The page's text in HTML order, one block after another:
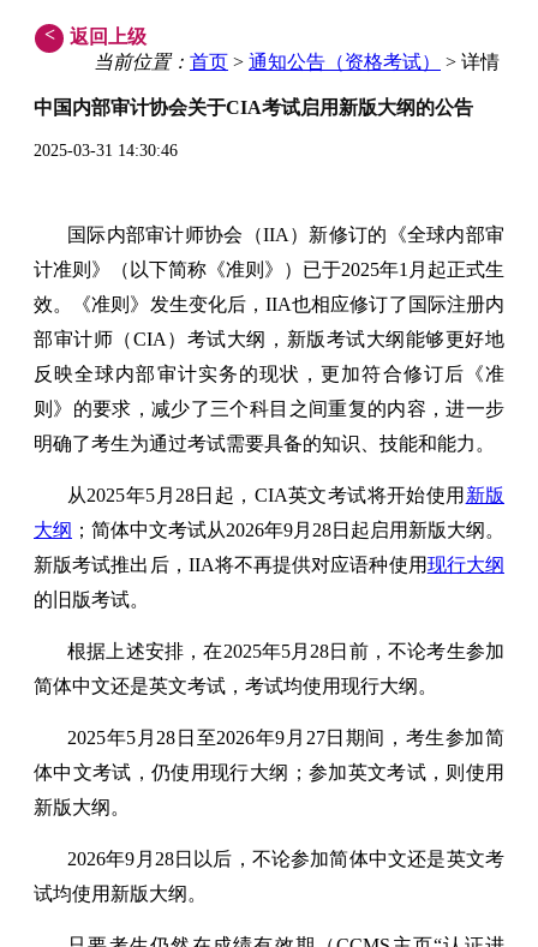
<
返回上级
当前位置： 首页 > 通知公告（资格考试） > 详情
中国内部审计协会关于CIA考试启用新版大纲的公告
2025-03-31 14:30:46
国际内部审计师协会（IIA）新修订的《全球内部审
计准则》（以下简称《准则》）已于2025年1月起正式生
效。《准则》发生变化后，IIA也相应修订了 国际注册内
部审计师（CIA）考试大纲，新版考试大纲能够更好地
反映全球内部审计实务的现状，更加符合修订后《准
则》的要求，减少了三个科目之间重复的内容，进一步
明确了考生为通过考试需要具备的知识、技能和能力。
从2025年5月28日起，CIA英文考试将开始使用 新版
大纲 ；简体中文考试从2026年9月28日起启用新版大纲。
新版考试推出后，IIA将不再提供对应语种使用现行大纲
的旧版考试。
根据上述安排，在2025年5月28日前，不论考生参加
简体中文还是英文考试，考试均使用现行大纲。
2025年5月28日至2026年9月27日期间，考生参加简
体中文考试，仍使用现行大纲；参加英文考试，则使用
新版大纲。
2026年9月28日以后，不论参加简体中文还是英文考
试均使用新版大纲。